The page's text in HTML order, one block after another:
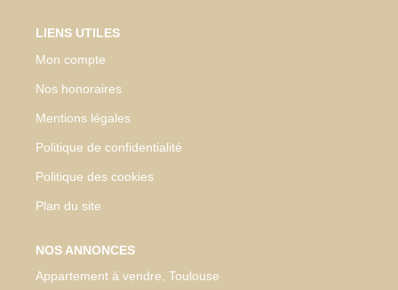
LIENS UTILES
Mon compte
Nos honoraires
Mentions légales
Politique de confidentialité
Politique des cookies
Plan du site
NOS ANNONCES
Appartement à vendre, Toulouse